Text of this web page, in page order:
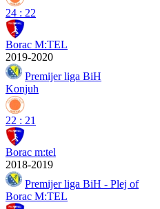
24 : 22
Borac M:TEL
2019-2020
Premijer liga BiH
Konjuh
22 : 21
Borac m:tel
2018-2019
Premijer liga BiH - Plej of
Borac M:TEL